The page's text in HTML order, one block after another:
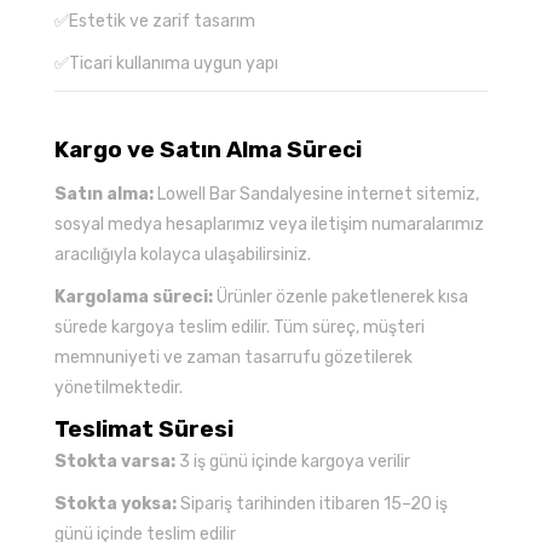
✅Estetik ve zarif tasarım
✅Ticari kullanıma uygun yapı
Kargo ve Satın Alma Süreci
Satın alma: Lowell Bar Sandalyesine internet sitemiz,
sosyal medya hesaplarımız veya iletişim numaralarımız
aracılığıyla kolayca ulaşabilirsiniz.
Kargolama süreci: Ürünler özenle paketlenerek kısa
sürede kargoya teslim edilir. Tüm süreç, müşteri
memnuniyeti ve zaman tasarrufu gözetilerek
yönetilmektedir.
Teslimat Süresi
Stokta varsa: 3 iş günü içinde kargoya verilir
Stokta yoksa:Sipariş tarihinden itibaren 15–20 iş
günü içinde teslim edilir